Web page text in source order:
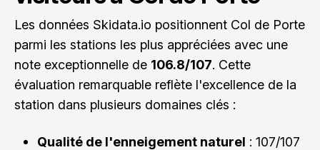
Les données Skidata.io positionnent Col de Porte
parmi les stations les plus appréciées avec une
note exceptionnelle de 106.8/107. Cette
évaluation remarquable reflète l'excellence de la
station dans plusieurs domaines clés :
Qualité de l'enneigement naturel : 107/107